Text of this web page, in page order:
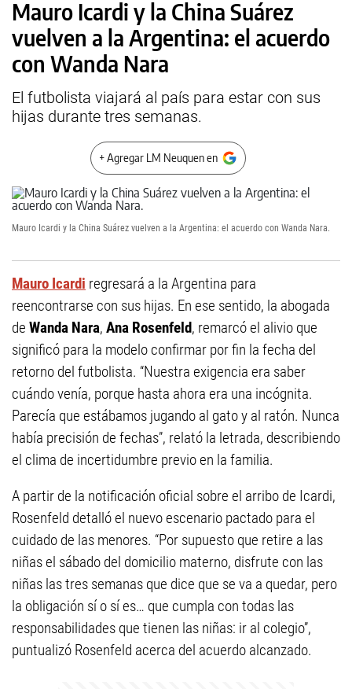
Mauro Icardi y la China Suárez
vuelven a la Argentina: el acuerdo
con Wanda Nara
El futbolista viajará al país para estar con sus
hijas durante tres semanas.
+ Agregar LM Neuquen en
Mauro Icardi y la China Suárez vuelven a la Argentina: el acuerdo con Wanda Nara.
Mauro Icardi regresará a la Argentina para
reencontrarse con sus hijas. En ese sentido, la abogada
de Wanda Nara, Ana Rosenfeld, remarcó el alivio que
significó para la modelo confirmar por fin la fecha del
retorno del futbolista. “Nuestra exigencia era saber
cuándo venía, porque hasta ahora era una incógnita.
Parecía que estábamos jugando al gato y al ratón. Nunca
había precisión de fechas”, relató la letrada, describiendo
el clima de incertidumbre previo en la familia.
A partir de la notificación oficial sobre el arribo de Icardi,
Rosenfeld detalló el nuevo escenario pactado para el
cuidado de las menores. “Por supuesto que retire a las
niñas el sábado del domicilio materno, disfrute con las
niñas las tres semanas que dice que se va a quedar, pero
la obligación sí o sí es… que cumpla con todas las
responsabilidades que tienen las niñas: ir al colegio”,
puntualizó Rosenfeld acerca del acuerdo alcanzado.